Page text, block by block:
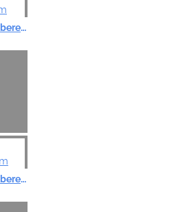
Hondenspeelgoed Rubberen Band - 11cm
Hondenspeelgoed Rubberen Band - 21cm